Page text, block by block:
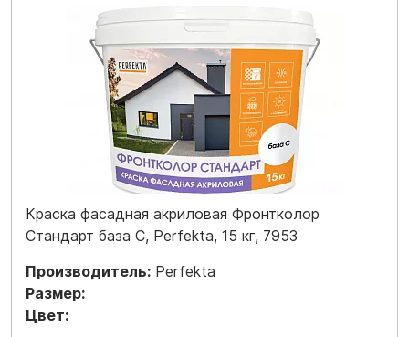
Краска фасадная акриловая Фронтколор
Стандарт база C, Perfekta, 15 кг, 7953
Производитель: Perfekta
Размер:
Цвет: